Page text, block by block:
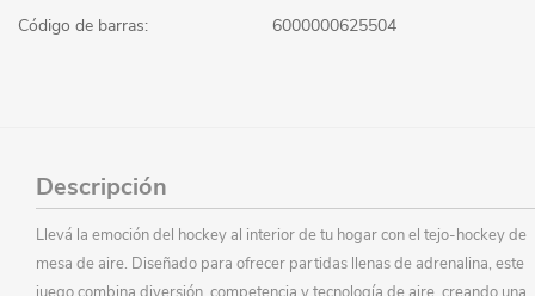
Código de barras: 6000000625504
Descripción
Llevá la emoción del hockey al interior de tu hogar con el tejo-hockey de
mesa de aire. Diseñado para ofrecer partidas llenas de adrenalina, este